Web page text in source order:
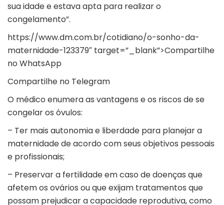
sua idade e estava apta para realizar o
congelamento”.
https://www.dm.com.br/cotidiano/o-sonho-da-
maternidade-123379″ target=”_blank”>Compartilhe
no WhatsApp
Compartilhe no Telegram
O médico enumera as vantagens e os riscos de se
congelar os óvulos:
– Ter mais autonomia e liberdade para planejar a
maternidade de acordo com seus objetivos pessoais
e profissionais;
– Preservar a fertilidade em caso de doenças que
afetem os ovários ou que exijam tratamentos que
possam prejudicar a capacidade reprodutiva, como